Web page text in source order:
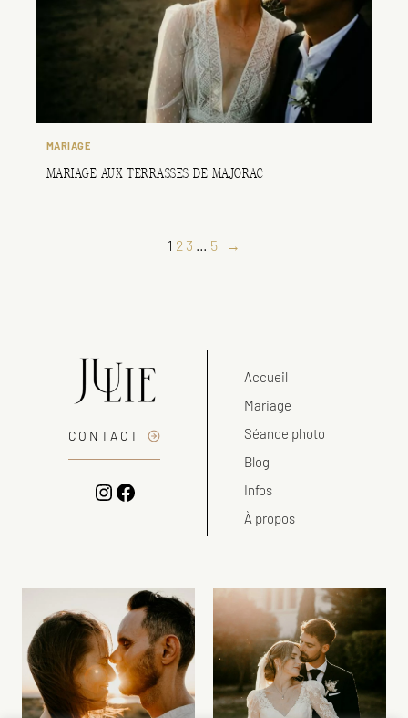
MARIAGE
MARIAGE AUX TERRASSES DE MAJORAC
1 2 3 5 →
CONTACT
Instagram
Facebook
Accueil
Mariage
Séance photo
Blog
Infos
À propos